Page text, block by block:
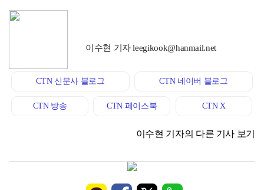
이수현 기자 leegikook@hanmail.net
CTN 신문사 블로그 CTN 네이버 블로그
CTN 방송 CTN 페이스북 CTN X
이수현 기자의 다른 기사 보기